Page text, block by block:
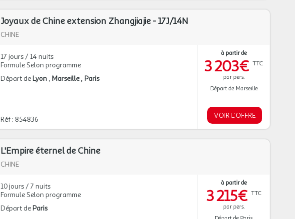
Joyaux de Chine extension Zhangjiajie - 17J/14N
CHINE
17 jours / 14 nuits
Formule Selon programme
Départ de Lyon Marseille Paris
Réf : 854836
à partir de
3 203€ TTC
par pers.
Départ de Marseille
VOIR L'OFFRE
L'Empire éternel de Chine
CHINE
10 jours / 7 nuits
Formule Selon programme
Départ de Paris
à partir de
3 215€ TTC
par pers.